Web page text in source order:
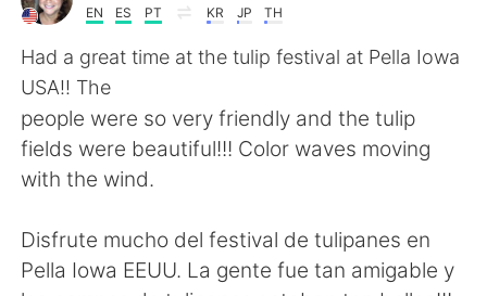
AI Grammar Checker
Español
English
繁體中文 العربية
EN ES PT KR JP TH
Had a great time at the tulip festival at Pella Iowa
USA!! The
people were so very friendly and the tulip
fields were beautiful!!! Color waves moving
with the wind.
Disfrute mucho del festival de tulipanes en
Pella Iowa EEUU. La gente fue tan amigable y